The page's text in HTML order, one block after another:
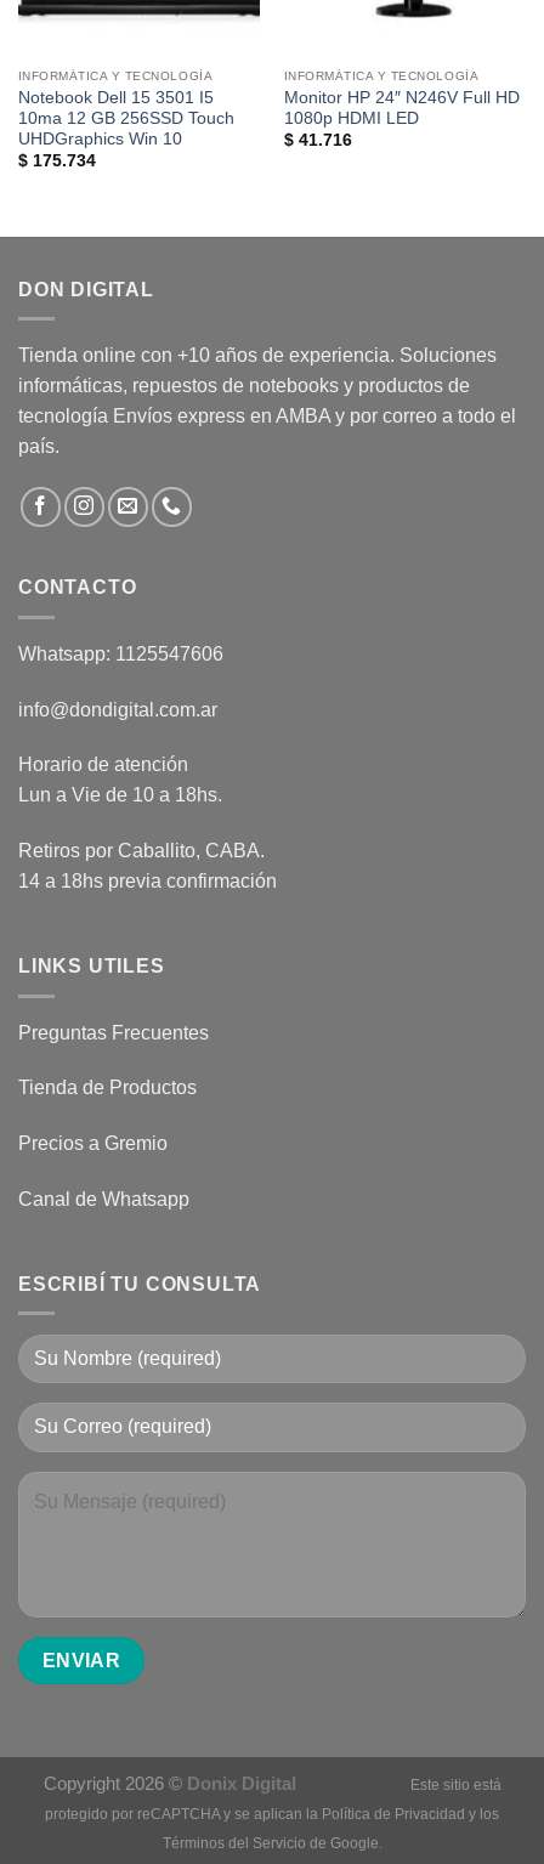
INFORMÁTICA Y TECNOLOGÍA
Notebook Dell 15 3501 I5
10ma 12 GB 256SSD Touch
UHDGraphics Win 10
$175.734
INFORMÁTICA Y TECNOLOGÍA
Monitor HP 24″ N246V Full HD
1080p HDMI LED
$41.716
DON DIGITAL
Tienda online con +10 años de experiencia. Soluciones
informáticas, repuestos de notebooks y productos de
tecnología Envíos express en AMBA y por correo a todo el
país.
CONTACTO
Whatsapp: 1125547606
info@dondigital.com.ar
Horario de atención
Lun a Vie de 10 a 18hs.
Retiros por Caballito, CABA.
14 a 18hs previa confirmación
LINKS UTILES
Preguntas Frecuentes
Tienda de Productos
Precios a Gremio
Canal de Whatsapp
ESCRIBÍ TU CONSULTA
Copyright 2026 © Donix Digital
Este sitio está
protegido por reCAPTCHA y se aplican la Política de Privacidad y los
Términos del Servicio de Google.